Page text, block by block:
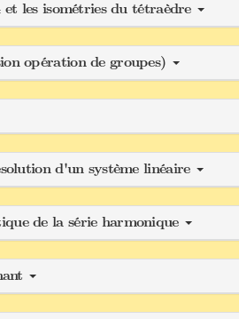
et les isométries du tétraèdre
opération de groupes)
d'un système linéaire
de la série harmonique